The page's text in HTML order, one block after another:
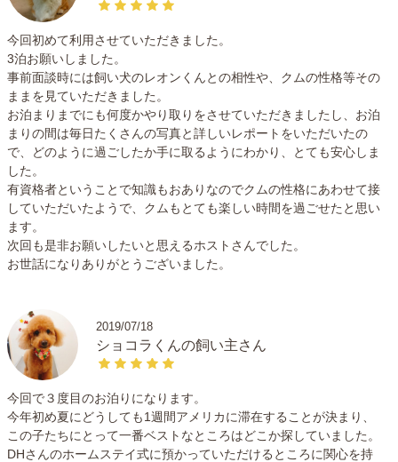
今回初めて利用させていただきました。
3泊お願いしました。
事前面談時には飼い犬のレオンくんとの相性や、クムの性格等その
ままを見ていただきました。
お泊まりまでにも何度かやり取りをさせていただきましたし、お泊
まりの間は毎日たくさんの写真と詳しいレポートをいただいたの
で、どのように過ごしたか手に取るようにわかり、とても安心しま
した。
有資格者ということで知識もおありなのでクムの性格にあわせて接
していただいたようで、クムもとても楽しい時間を過ごせたと思い
ます。
次回も是非お願いしたいと思えるホストさんでした。
お世話になりありがとうございました。
2019/07/18
ショコラくんの飼い主さん
今回で３度目のお泊りになります。
今年初め夏にどうしても1週間アメリカに滞在することが決まり、
この子たちにとって一番ベストなところはどこか探していました。
DHさんのホームステイ式に預かっていただけるところに関心を持